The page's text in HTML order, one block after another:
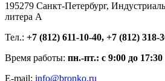
195279 Санкт-Петербург,
литера А
Тел.: +7 (812) 611-10-40, +7 (812) 318-
Время работы: пн.-пт.: с 9:00 до 17:30
E-mail: info@bronko.ru